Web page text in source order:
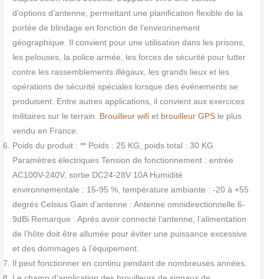
d’options d’antenne, permettant une planification flexible de la
portée de blindage en fonction de l’environnement
géographique. Il convient pour une utilisation dans les prisons,
les pelouses, la police armée, les forces de sécurité pour lutter
contre les rassemblements illégaux, les grands lieux et les
opérations de sécurité spéciales lorsque des événements se
produisent. Entre autres applications, il convient aux exercices
militaires sur le terrain. Brouilleur wifi et brouilleur GPS le plus
vendu en France.
Poids du produit : ** Poids : 25 KG, poids total : 30 KG
Paramètres électriques Tension de fonctionnement : entrée
AC100V-240V, sortie DC24-28V 10A Humidité
environnementale : 15-95 %, température ambiante : -20 à +55
degrés Celsius Gain d’antenne : Antenne omnidirectionnelle 6-
9dBi Remarque : Après avoir connecté l’antenne, l’alimentation
de l’hôte doit être allumée pour éviter une puissance excessive
et des dommages à l’équipement.
Il peut fonctionner en continu pendant de nombreuses années.